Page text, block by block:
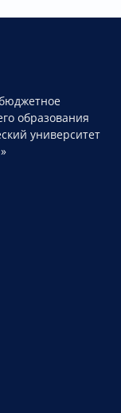
образования
университет